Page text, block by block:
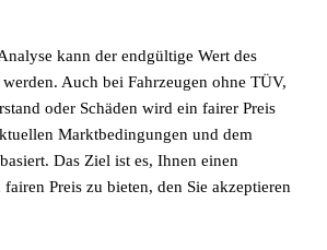
kann der endgültige Wert des
Auch bei Fahrzeugen ohne TÜV,
oder Schäden wird ein fairer Preis
Marktbedingungen und dem
Das Ziel ist es, Ihnen einen
Preis zu bieten, den Sie akzeptieren